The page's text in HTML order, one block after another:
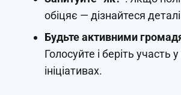
обіцяє — дізнайтеся
Будьте активними
Голосуйте і беріть участь
ініціативах.